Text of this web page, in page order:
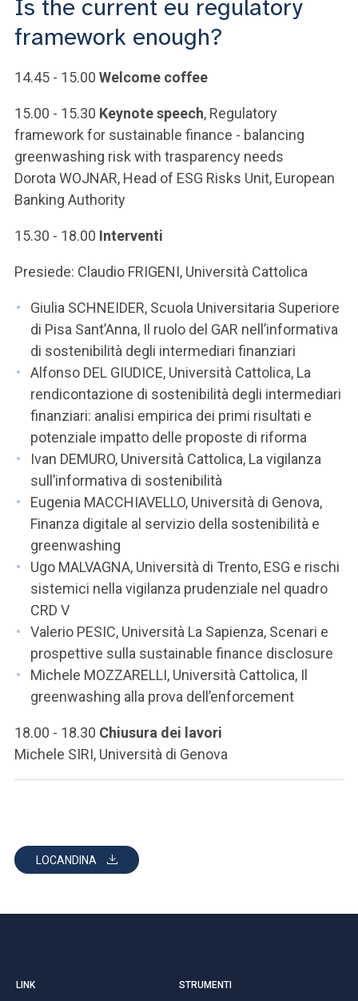
SEI UN DOCENTE O UN MEMBRO DELLO STAFF
ACCEDI A CLOUDMAIL
Is the current eu regulatory
framework enough?
14.45 - 15.00 Welcome coffee
15.00 - 15.30 Keynote speech, Regulatory
framework for sustainable finance - balancing
greenwashing risk with trasparency needs
Dorota WOJNAR, Head of ESG Risks Unit, European
Banking Authority
15.30 - 18.00 Interventi
Presiede: Claudio FRIGENI, Università Cattolica
Giulia SCHNEIDER, Scuola Universitaria Superiore
di Pisa Sant’Anna, Il ruolo del GAR nell’informativa
di sostenibilità degli intermediari finanziari
Alfonso DEL GIUDICE, Università Cattolica, La
rendicontazione di sostenibilità degli intermediari
finanziari: analisi empirica dei primi risultati e
potenziale impatto delle proposte di riforma
Ivan DEMURO, Università Cattolica, La vigilanza
sull’informativa di sostenibilità
Eugenia MACCHIAVELLO, Università di Genova,
Finanza digitale al servizio della sostenibilità e
greenwashing
Ugo MALVAGNA, Università di Trento, ESG e rischi
sistemici nella vigilanza prudenziale nel quadro
CRD V
Valerio PESIC, Università La Sapienza, Scenari e
prospettive sulla sustainable finance disclosure
Michele MOZZARELLI, Università Cattolica, Il
greenwashing alla prova dell’enforcement
18.00 - 18.30 Chiusura dei lavori
Michele SIRI, Università di Genova
LOCANDINA
LINK STRUMENTI